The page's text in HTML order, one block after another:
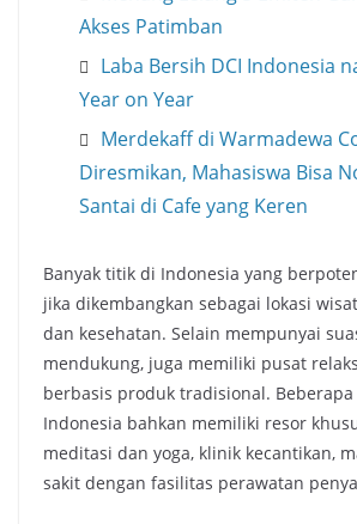
Akses Patimban
Laba Bersih DCI Indonesia
Year on Year
Merdekaff di Warmadewa
Diresmikan, Mahasiswa Bisa
Santai di Cafe yang Keren
Banyak titik di Indonesia yang
jika dikembangkan sebagai lokasi
dan kesehatan. Selain mempunyai
mendukung, juga memiliki pusat
berbasis produk tradisional.
Indonesia bahkan memiliki resor
meditasi dan yoga, klinik kecantikan,
sakit dengan fasilitas perawatan